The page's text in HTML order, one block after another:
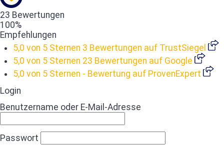
23 Bewertungen
100%
Empfehlungen
5,0 von 5 Sternen 3 Bewertungen auf TrustSiegel
5,0 von 5 Sternen 23 Bewertungen auf Google
5,0 von 5 Sternen - Bewertung auf ProvenExpert
Login
Benutzername oder E-Mail-Adresse
Passwort